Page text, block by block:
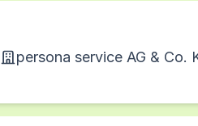
persona service AG & Co.